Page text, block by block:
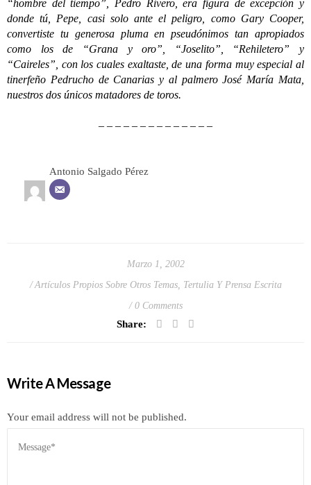
“hombre del tiempo”, Pedro Rivero, era figura de excepción y
donde tú, Pepe, casi solo ante el peligro, como Gary Cooper,
convertiste tu generosa pluma en pseudónimos tan apropiados
como los de “Grana y oro”, “Joselito”, “Rehiletero” y
“Caireles”, con los cuales exaltaste, de una forma muy especial al
tinerfeño Pedrucho de Canarias y al palmero José María Mata,
nuestros dos únicos matadores de toros.
– – – – – – – – – – – – – –
Antonio Salgado Pérez
Marzo 1, 2002
Artículos Propios Sobre Otros Temas, Tertulia Y Prensa Escrita
0 Comments
Share:
Write A Message
Your email address will not be published.